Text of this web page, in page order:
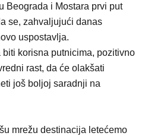
Beograda i Mostara prvi put
se, zahvaljujući danas
uspostavlja.
korisna putnicima, pozitivno
rast, da će olakšati
još boljoj saradnji na
mrežu destinacija letećemo